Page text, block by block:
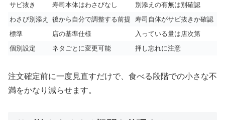
サビ抜き
寿司本体はわさびなし
別添えの有無は別確認
わさび別添え
後から自分で調整する前提
寿司自体がサビ抜きか確認
標準
店の基準仕様
入っている量は店次第
個別設定
ネタごとに変更可能 押し忘れに注意
注文確定前に一度見直すだけで、食べる段階での小さな不
満をかなり減らせます。